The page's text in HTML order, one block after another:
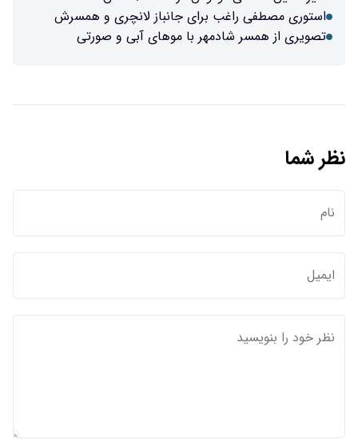
استوری مصطفی راغب برای جانباز لانچری و همسرش
تصویری از همسر شادمهر با موهای آبی و صورتی
نظر شما